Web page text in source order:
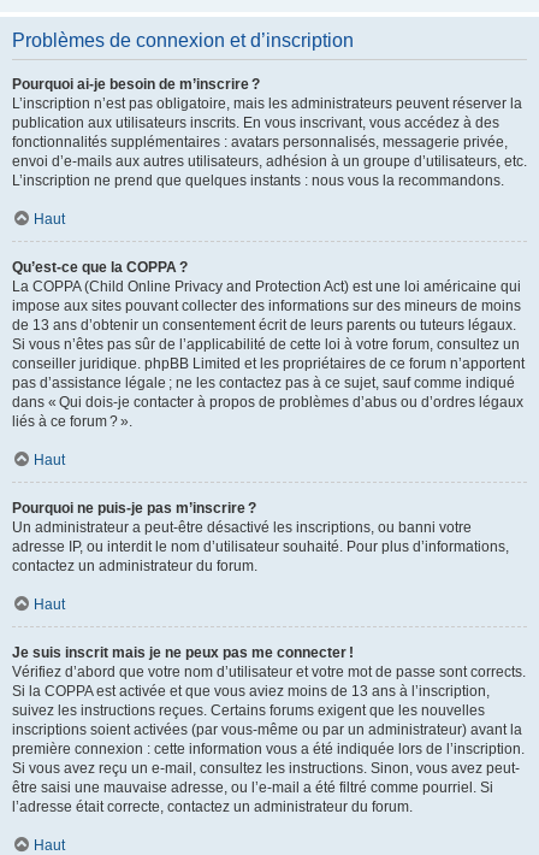
Problèmes de connexion et d’inscription
Pourquoi ai-je besoin de m’inscrire ?
L’inscription n’est pas obligatoire, mais les administrateurs peuvent réserver la
publication aux utilisateurs inscrits. En vous inscrivant, vous accédez à des
fonctionnalités supplémentaires : avatars personnalisés, messagerie privée,
envoi d’e-mails aux autres utilisateurs, adhésion à un groupe d’utilisateurs, etc.
L’inscription ne prend que quelques instants : nous vous la recommandons.
Haut
Qu’est-ce que la COPPA ?
La COPPA (Child Online Privacy and Protection Act) est une loi américaine qui
impose aux sites pouvant collecter des informations sur des mineurs de moins
de 13 ans d’obtenir un consentement écrit de leurs parents ou tuteurs légaux.
Si vous n’êtes pas sûr de l’applicabilité de cette loi à votre forum, consultez un
conseiller juridique. phpBB Limited et les propriétaires de ce forum n’apportent
pas d’assistance légale ; ne les contactez pas à ce sujet, sauf comme indiqué
dans « Qui dois-je contacter à propos de problèmes d’abus ou d’ordres légaux
liés à ce forum ? ».
Haut
Pourquoi ne puis-je pas m’inscrire ?
Un administrateur a peut-être désactivé les inscriptions, ou banni votre
adresse IP, ou interdit le nom d’utilisateur souhaité. Pour plus d’informations,
contactez un administrateur du forum.
Haut
Je suis inscrit mais je ne peux pas me connecter !
Vérifiez d’abord que votre nom d’utilisateur et votre mot de passe sont corrects.
Si la COPPA est activée et que vous aviez moins de 13 ans à l’inscription,
suivez les instructions reçues. Certains forums exigent que les nouvelles
inscriptions soient activées (par vous-même ou par un administrateur) avant la
première connexion : cette information vous a été indiquée lors de l’inscription.
Si vous avez reçu un e-mail, consultez les instructions. Sinon, vous avez peut-
être saisi une mauvaise adresse, ou l’e-mail a été filtré comme pourriel. Si
l’adresse était correcte, contactez un administrateur du forum.
Haut